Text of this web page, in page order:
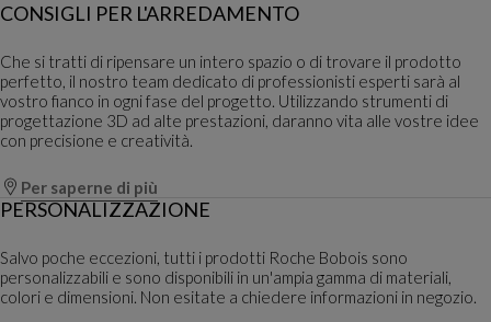
CONSIGLI PER L'ARREDAMENTO
Che si tratti di ripensare un intero spazio o di trovare il prodotto
perfetto, il nostro team dedicato di professionisti esperti sarà al
vostro fianco in ogni fase del progetto. Utilizzando strumenti di
progettazione 3D ad alte prestazioni, daranno vita alle vostre idee
con precisione e creatività.
Per saperne di più
PERSONALIZZAZIONE
Salvo poche eccezioni, tutti i prodotti Roche Bobois sono
personalizzabili e sono disponibili in un'ampia gamma di materiali,
colori e dimensioni. Non esitate a chiedere informazioni in negozio.